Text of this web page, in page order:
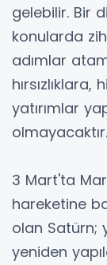
gelebilir. Bir
konularda
adımlar
yatırımlar
olmayacaktır.
3 Mart'ta
hareketine
olan Satürn;
yeniden